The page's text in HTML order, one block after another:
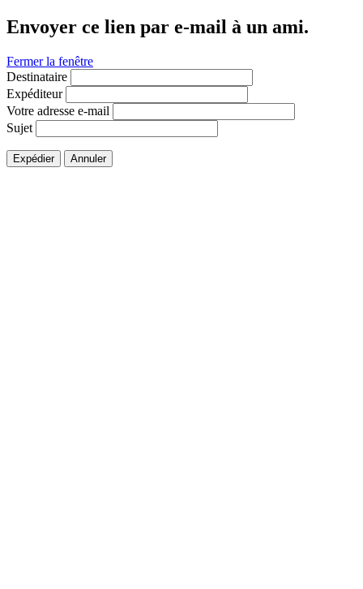
Envoyer ce lien par e-mail à un ami.
Fermer la fenêtre
Destinataire
Expéditeur
Votre adresse e-mail
Sujet
Expédier Annuler